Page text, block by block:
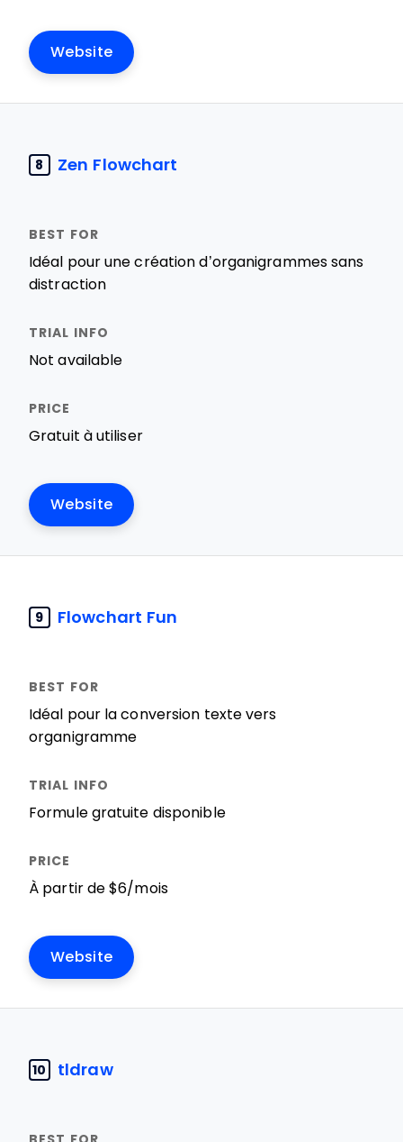
Website
8 Zen Flowchart
Idéal pour une création d’organigrammes sans
distraction
Not available
Gratuit à utiliser
Website
9 Flowchart Fun
Idéal pour la conversion texte vers
organigramme
Formule gratuite disponible
À partir de $6/mois
Website
10 tldraw